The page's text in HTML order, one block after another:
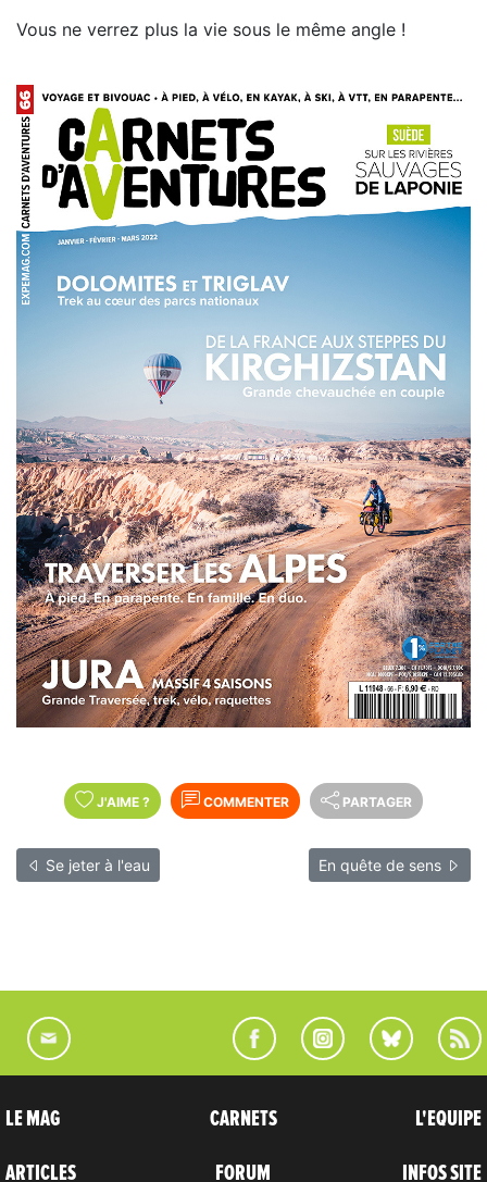
Vous ne verrez plus la vie sous le même angle !
J'AIME ? COMMENTER PARTAGER
Se jeter à l'eau En quête de sens
LE MAG
ARTICLES
CARNETS
FORUM
L'EQUIPE
INFOS SITE